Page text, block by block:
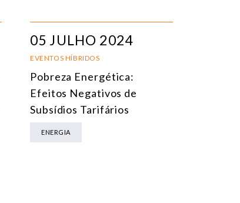
05 JULHO 2024
EVENTOS HÍBRIDOS
Pobreza Energética:
Efeitos Negativos de
Subsídios Tarifários
ENERGIA